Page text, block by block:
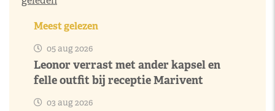
Meest gelezen
05 aug 2026
Leonor verrast met ander kapsel en
felle outfit bij receptie Marivent
03 aug 2026